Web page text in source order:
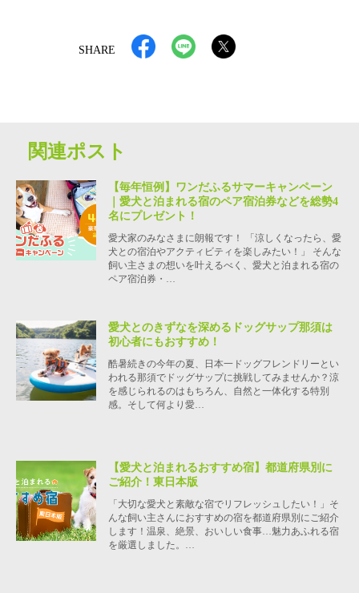
SHARE
関連ポスト
【毎年恒例】ワンだふるサマーキャンペーン
｜愛犬と泊まれる宿のペア宿泊券などを総勢4
名にプレゼント！
愛犬家のみなさまに朗報です！ 「涼しくなったら、愛
犬との宿泊やアクティビティを楽しみたい！」 そんな
飼い主さまの想いを叶えるべく、愛犬と泊まれる宿の
ペア宿泊券・…
愛犬とのきずなを深めるドッグサップ那須は
初心者にもおすすめ！
酷暑続きの今年の夏、日本一ドッグフレンドリーとい
われる那須でドッグサップに挑戦してみませんか？涼
を感じられるのはもちろん、自然と一体化する特別
感。そして何より愛…
【愛犬と泊まれるおすすめ宿】都道府県別に
ご紹介！東日本版
「大切な愛犬と素敵な宿でリフレッシュしたい！」そ
んな飼い主さんにおすすめの宿を都道府県別にご紹介
します！温泉、絶景、おいしい食事…魅力あふれる宿
を厳選しました。…